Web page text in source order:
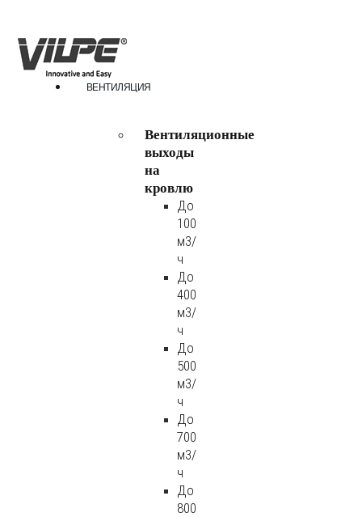
ВЕНТИЛЯЦИЯ
Вентиляционные
выходы
на
кровлю
До
100
м3/
ч
До
400
м3/
ч
До
500
м3/
ч
До
700
м3/
ч
До
800